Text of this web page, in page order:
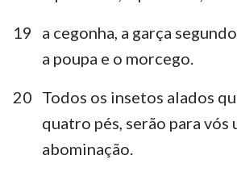
19
a cegonha, a garça
a poupa e o morcego.
20 Todos os insetos alados
quatro pés, serão para vós
abominação.